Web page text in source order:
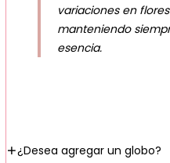
variaciones en
manteniendo
esencia.
¿Desea agregar un globo?